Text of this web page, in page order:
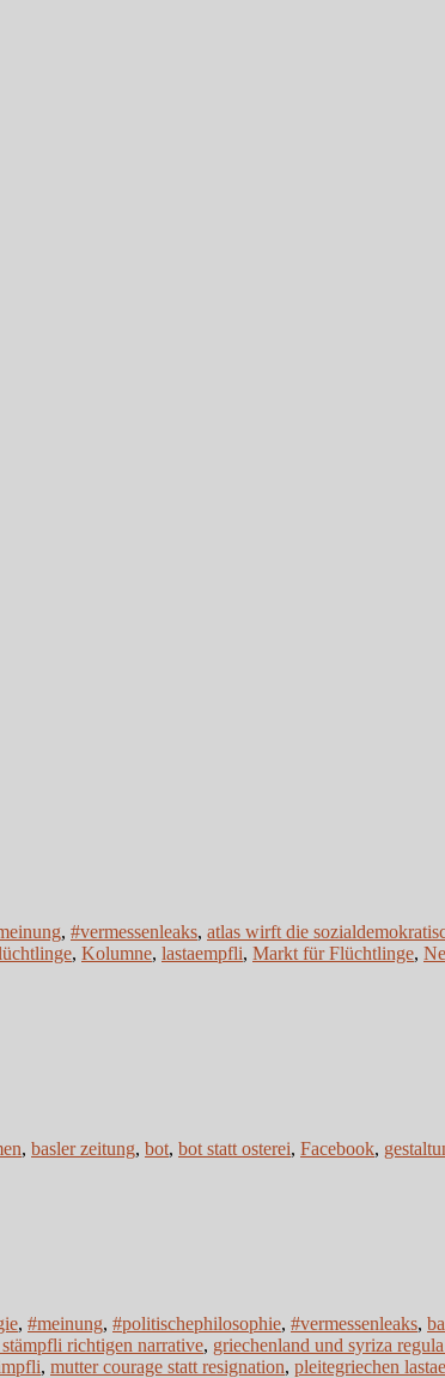
, #vermessenleaks, atlas wirft die
, Kolumne, lastaempfli, Markt für Flüchtlinge,
, basler zeitung, bot, bot statt osterei, Facebook,
, #meinung, #politischephilosophie, #vermessenleaks,
richtigen narrative, griechenland und syriza
, mutter courage statt resignation, pleitegriechen